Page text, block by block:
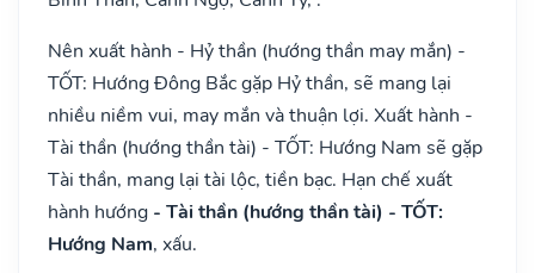
Nên xuất hành - Hỷ thần (hướng thần may mắn) -
TỐT: Hướng Đông Bắc gặp Hỷ thần, sẽ mang lại
nhiều niềm vui, may mắn và thuận lợi. Xuất hành -
Tài thần (hướng thần tài) - TỐT: Hướng Nam sẽ gặp
Tài thần, mang lại tài lộc, tiền bạc. Hạn chế xuất
hành hướng - Tài thần (hướng thần tài) - TỐT:
Hướng Nam, xấu.